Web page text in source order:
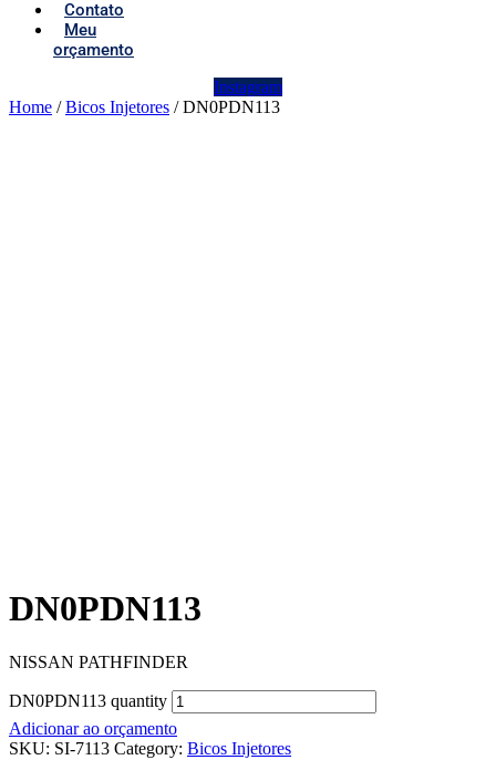
Contato
Meu
orçamento
Instagram
Home /Bicos Injetores / DN0PDN113
DN0PDN113
NISSAN PATHFINDER
DN0PDN113 quantity
Adicionar ao orçamento
SKU: SI-7113 Category: Bicos Injetores